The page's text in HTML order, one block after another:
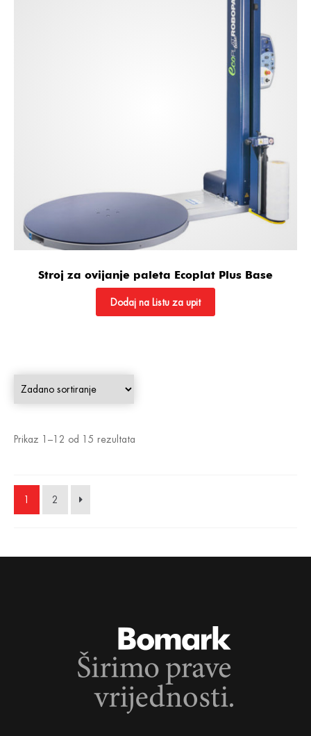
Stroj za ovijanje paleta Ecoplat Plus Base
Dodaj na Listu za upit
Prikaz 1–12 od 15 rezultata
1 2